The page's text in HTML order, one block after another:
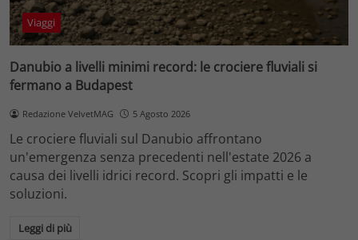
Viaggi
Danubio a livelli minimi record: le crociere fluviali si
fermano a Budapest
Redazione VelvetMAG 5 Agosto 2026
Le crociere fluviali sul Danubio affrontano
un'emergenza senza precedenti nell'estate 2026 a
causa dei livelli idrici record. Scopri gli impatti e le
soluzioni.
Leggi di più